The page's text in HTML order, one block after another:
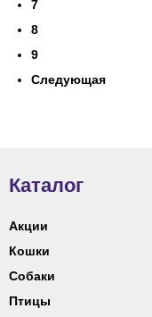
7
8
9
Следующая
Каталог
Акции
Кошки
Собаки
Птицы